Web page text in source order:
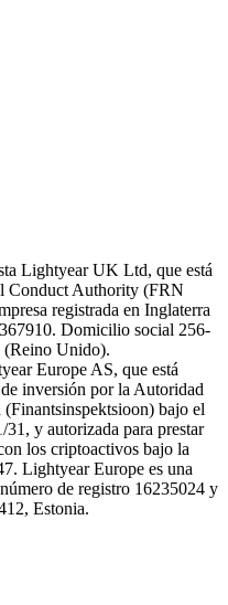
Lightyear UK Ltd, que está
Conduct Authority (FRN
registrada en Inglaterra
Domicilio social 256-
Unido).
Europe AS, que está
inversión por la Autoridad
bajo el
y autorizada para prestar
los criptoactivos bajo la
Lightyear Europe es una
de registro 16235024 y
Estonia.